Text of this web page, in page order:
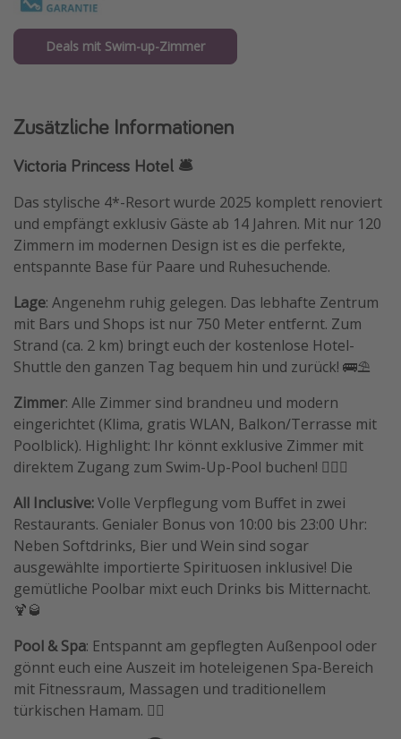
Deals mit Swim-up-Zimmer
Zusätzliche Informationen
Victoria Princess Hotel 🛎️
Das stylische 4*-Resort wurde 2025 komplett renoviert
und empfängt exklusiv Gäste ab 14 Jahren. Mit nur 120
Zimmern im modernen Design ist es die perfekte,
entspannte Base für Paare und Ruhesuchende.
Lage: Angenehm ruhig gelegen. Das lebhafte Zentrum
mit Bars und Shops ist nur 750 Meter entfernt. Zum
Strand (ca. 2 km) bringt euch der kostenlose Hotel-
Shuttle den ganzen Tag bequem hin und zurück! 🚌⛱️
Zimmer: Alle Zimmer sind brandneu und modern
eingerichtet (Klima, gratis WLAN, Balkon/Terrasse mit
Poolblick). Highlight: Ihr könnt exklusive Zimmer mit
direktem Zugang zum Swim-Up-Pool buchen! 🏊‍♂️✨
All Inclusive:Volle Verpflegung vom Buffet in zwei
Restaurants. Genialer Bonus von 10:00 bis 23:00 Uhr:
Neben Softdrinks, Bier und Wein sind sogar
ausgewählte importierte Spirituosen inklusive! Die
gemütliche Poolbar mixt euch Drinks bis Mitternacht.
🍹🥃
Pool & Spa: Entspannt am gepflegten Außenpool oder
gönnt euch eine Auszeit im hoteleigenen Spa-Bereich
mit Fitnessraum, Massagen und traditionellem
türkischen Hamam. 💆‍♂️